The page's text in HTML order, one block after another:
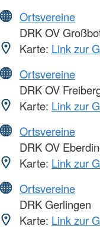
Ortsvereine
DRK OV
Karte: Link zur
Ortsvereine
DRK OV
Karte: Link zur
Ortsvereine
DRK OV
Karte: Link zur
Ortsvereine
DRK Gerlingen
Karte: Link zur